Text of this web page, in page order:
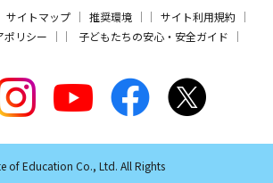
サイトマップ 推奨環境
サイト利用規約
ポリシー
子どもたちの安心・安全ガイド
of Education Co., Ltd. All Rights